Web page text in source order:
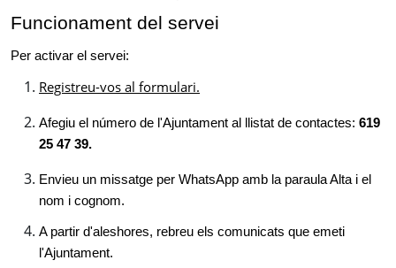
Funcionament del servei
Per activar el servei:
Registreu-vos al formulari.
Afegiu el número de l'Ajuntament al llistat de contactes: 619
25 47 39.
Envieu un missatge per WhatsApp amb la paraula Alta i el
nom i cognom.
A partir d'aleshores, rebreu els comunicats que emeti
l'Ajuntament.